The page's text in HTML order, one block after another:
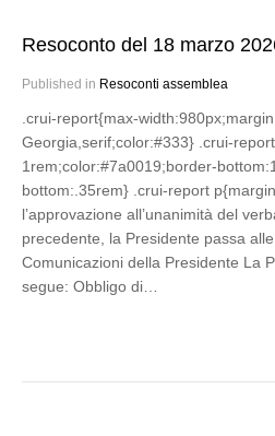
Resoconto del 18 marzo
Published in Resoconti assemblea
.crui-report{max-
Georgia,serif;color:#333} .crui-
1rem;color:#7a0019;border-
bottom:.35rem} .crui-report
l’approvazione all’unanimità del
precedente, la Presidente passa
Comunicazioni della Presidente La
segue: Obbligo di…